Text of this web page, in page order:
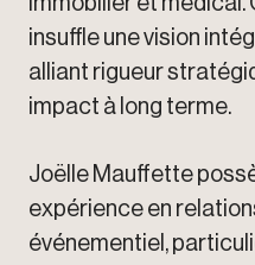
insuffle une vision
alliant rigueur
impact à long terme.
Joëlle Mauffette
expérience en
événementiel,